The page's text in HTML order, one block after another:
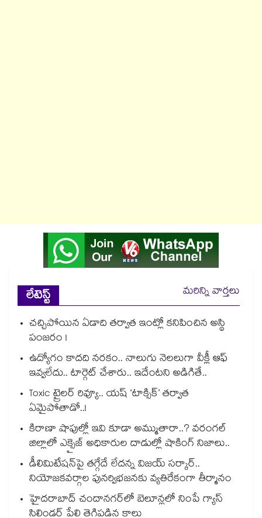
లేటెస్ట్
మరిన్ని వార్తలు
చచ్చిపోయిన ఏడాది తర్వాత ఇంట్లో కనిపించిన అస్థి
పంజరం !
ఉద్యోగం కాదది నరకం.. నాలుగు నెలలుగా వీక్లీ ఆఫ్
ఇవ్వలేదు.. టార్గెట్ చేశారు.. ఇదేంటని అడిగితే..
Toxic ట్రైలర్ రివ్యూ.. యష్ ‘టాక్సిక్’ తర్వాత
ఏమైపోతాడో..!
కిరాణా షాపుల్లో ఇవి కూడా అమ్ముతారా..? వరంగల్
జిల్లాలో ఎక్సైజ్ అధికారుల దాడుల్లో షాకింగ్ నిజాలు..
డీలిమిటేషన్‎పై తగ్గేదే లేదన్న విజయ్ సర్కార్..
నియోజకవర్గాల పునర్విభజనకు వ్యతిరేకంగా తీర్మానం
హైదరాబాద్⁪ చందానగర్⁫లో బెలూన్లలో నింపే గ్యాస్